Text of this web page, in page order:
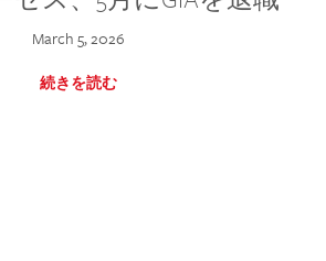
March 5, 2026
続きを読む